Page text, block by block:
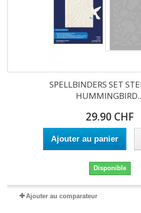
SPELLBINDERS SET
29.90 CHF
Ajouter au panier
Disponible
Ajouter au comparateur